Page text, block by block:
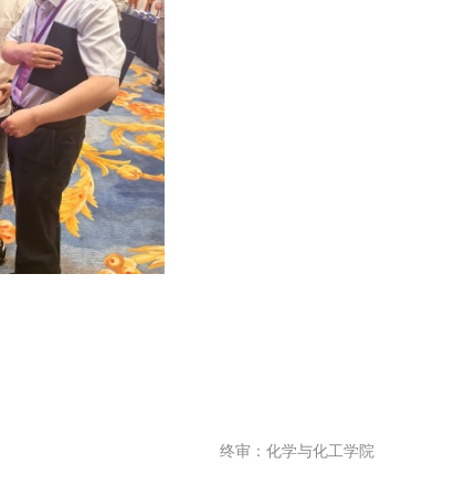
终审：化学与化工学院